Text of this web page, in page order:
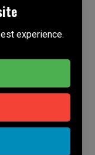
behalten sich
unverlangten
durch Spam-
einen
Google
experience.